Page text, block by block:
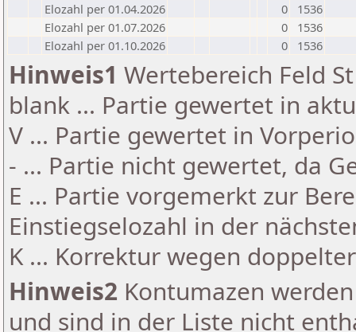
Elozahl per 01.04.2026
0
1536
Elozahl per 01.07.2026
0
1536
Elozahl per 01.10.2026
0 1536
Hinweis1 Wertebereich Feld
blank ... Partie gewertet in
V ... Partie gewertet in
- ... Partie nicht gewertet, da
E ... Partie vorgemerkt zur
Einstiegselozahl in der
K ... Korrektur wegen
Hinweis2 Kontumazen
und sind in der Liste nicht